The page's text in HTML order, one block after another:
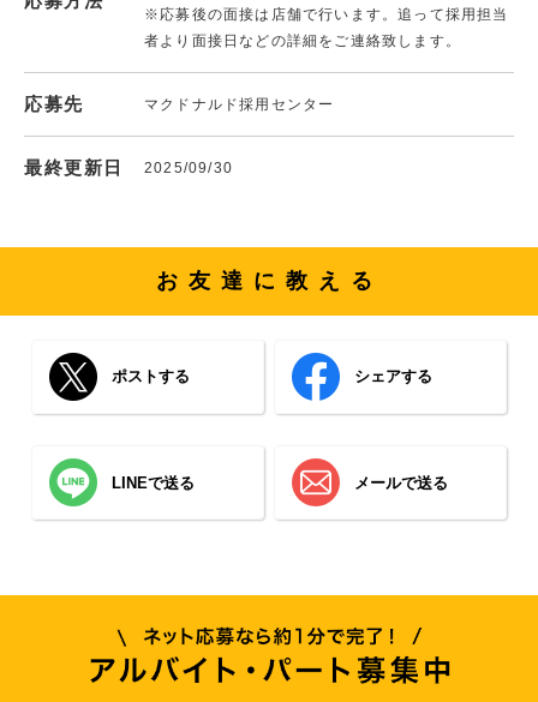
※応募後の面接は店舗で行います。追って採用担当
者より面接日などの詳細をご連絡致します。
応募先 マクドナルド採用センター
最終更新日 2025/09/30
お友達に教える
ポストする シェアする
LINEで送る メールで送る